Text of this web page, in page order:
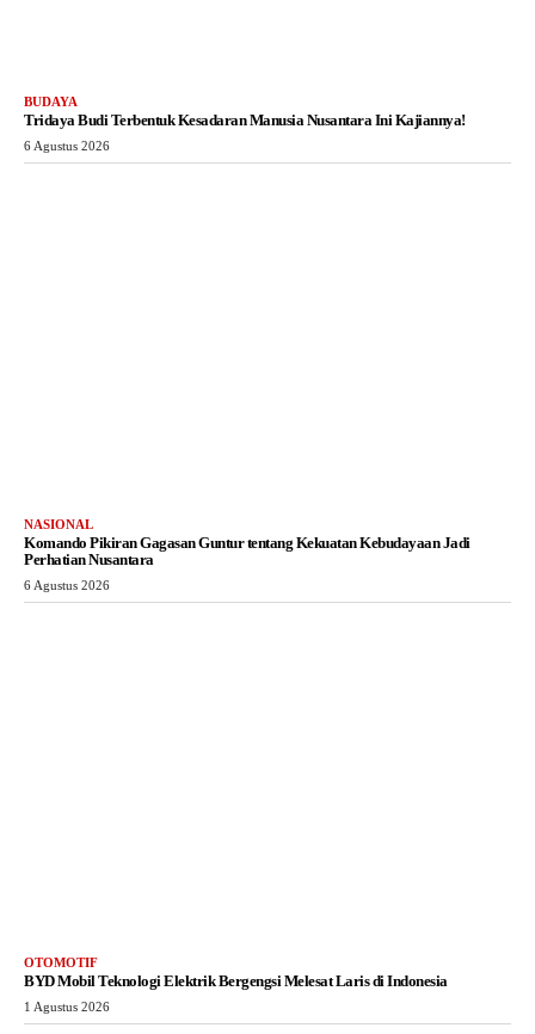
BUDAYA
Tridaya Budi Terbentuk Kesadaran Manusia Nusantara Ini Kajiannya!
6 Agustus 2026
NASIONAL
Komando Pikiran Gagasan Guntur tentang Kekuatan Kebudayaan Jadi
Perhatian Nusantara
6 Agustus 2026
OTOMOTIF
BYD Mobil Teknologi Elektrik Bergengsi Melesat Laris di Indonesia
1 Agustus 2026